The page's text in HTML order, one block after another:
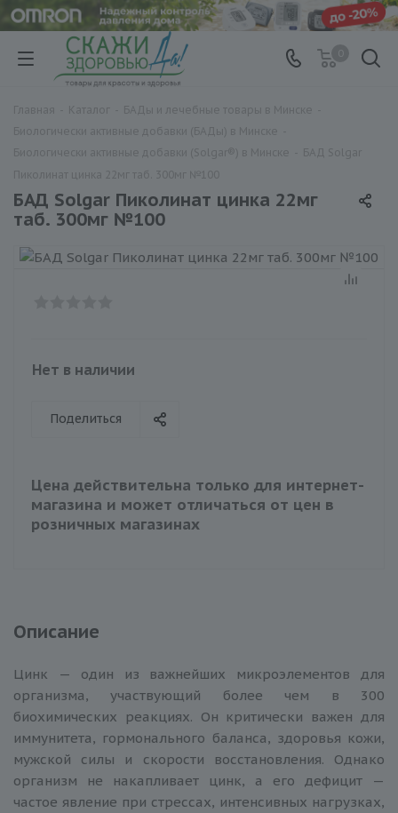
БАД Solgar Пиколинат цинка 22мг
таб. 300мг №100
Нет в наличии
Поделиться
Цена действительна только для интернет-
магазина и может отличаться от цен в
розничных магазинах
Описание
Цинк — один из важнейших микроэлементов для
организма, участвующий более чем в 300
биохимических реакциях. Он критически важен для
иммунитета, гормонального баланса, здоровья кожи,
мужской силы и скорости восстановления. Однако
организм не накапливает цинк, а его дефицит —
частое явление при стрессах, интенсивных нагрузках,